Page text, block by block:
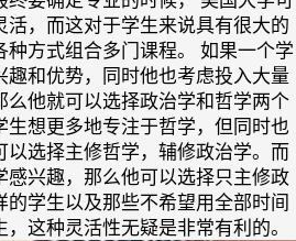
，而这对于学生来说具有很大的
方式组合多门课程。 如果一个学
趣和优势，同时他也考虑投入大量
么他就可以选择政治学和哲学两个
想更多地专注于哲学，但同时也
选择主修哲学，辅修政治学。而
兴趣，那么他可以选择只主修政
学生以及那些不希望用全部时间
这种灵活性无疑是非常有利的。